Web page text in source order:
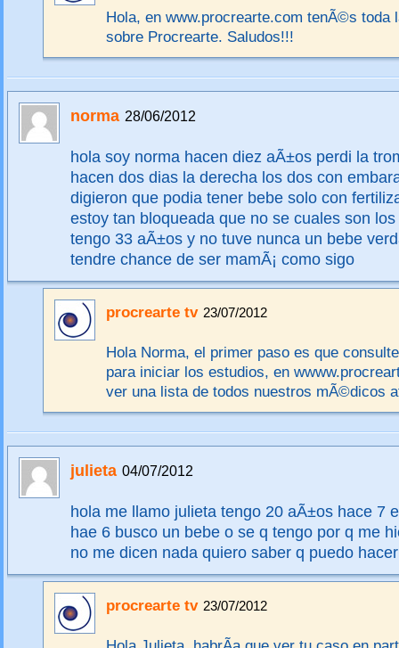
Hola, en www.procrearte.com tenÃ©s toda
sobre Procrearte. Saludos!!!
norma 28/06/2012
hola soy norma hacen diez aÃ±os perdi la
hacen dos dias la derecha los dos con
digieron que podia tener bebe solo con
estoy tan bloqueada que no se cuales son
tengo 33 aÃ±os y no tuve nunca un bebe
tendre chance de ser mamÃ¡ como sigo
procrearte tv 23/07/2012
Hola Norma, el primer paso es que
para iniciar los estudios, en
ver una lista de todos nuestros mÃ©dicos
julieta 04/07/2012
hola me llamo julieta tengo 20 aÃ±os hace 7
hae 6 busco un bebe o se q tengo por q me
no me dicen nada quiero saber q puedo hacer
procrearte tv 23/07/2012